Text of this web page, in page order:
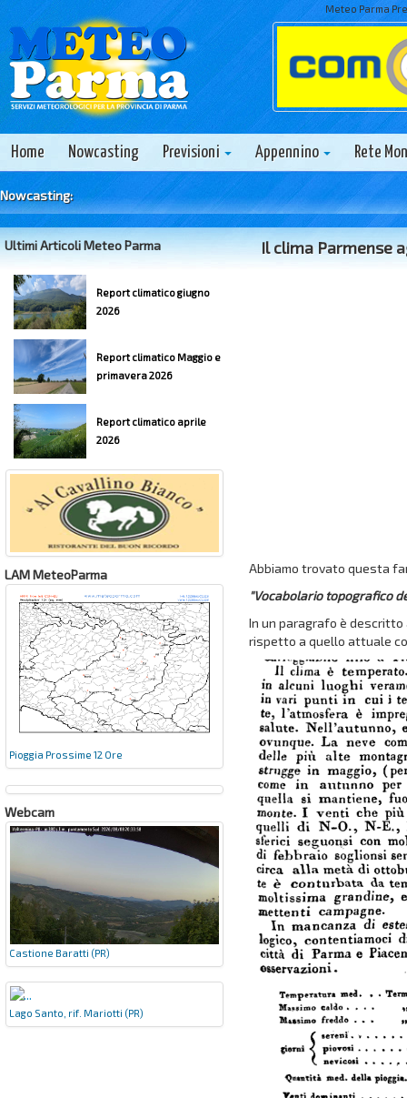
Meteo Parma
Home Nowcasting Previsioni Appennino Rete
Nowcasting:
Ultimi Articoli Meteo Parma
Report climatico giugno
2026
Report climatico Maggio e
primavera 2026
Report climatico aprile
2026
LAM MeteoParma
Pioggia Prossime 12 Ore
Webcam
Castione Baratti (PR)
Lago Santo, rif. Mariotti (PR)
Il clima Parmense
Abbiamo trovato questa
"Vocabolario topografico
In un paragrafo è descritto
rispetto a quello attuale